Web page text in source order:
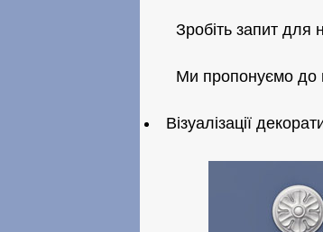
Зробіть запит для
Ми пропонуємо до
Візуалізації